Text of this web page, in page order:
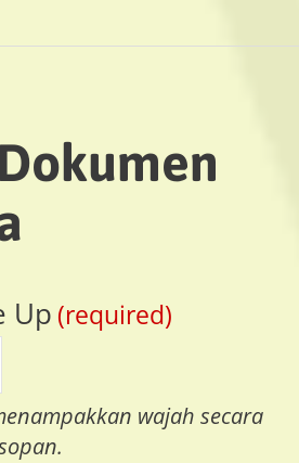
Up (required)
wajah secara